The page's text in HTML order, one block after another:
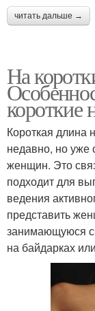
читать дальше →
На
короткие
Короткая длина
недавно, но уже
женщин. Это
подходит для
ведения
представить
занимающуюся
на байдарках